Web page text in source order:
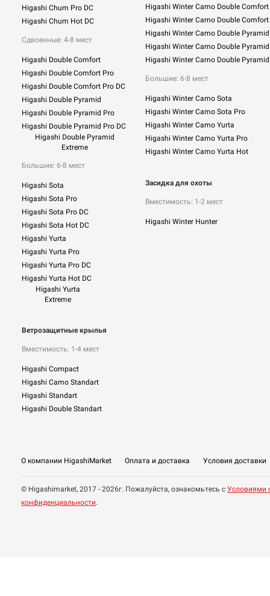
Higashi Chum Pro DC
Higashi Chum Hot DC
Сдвоенные: 4-8 мест
Higashi Double Comfort
Higashi Double Comfort Pro
Higashi Double Comfort Pro DC
Higashi Double Pyramid
Higashi Double Pyramid Pro
Higashi Double Pyramid Pro DC
Higashi Double Pyramid
Extreme
Большие: 6-8 мест
Higashi Sota
Higashi Sota Pro
Higashi Sota Pro DC
Higashi Sota Hot DC
Higashi Yurta
Higashi Yurta Pro
Higashi Yurta Pro DC
Higashi Yurta Hot DC
Higashi Yurta
Extreme
Ветрозащитные крылья
Вместимость: 1-4 мест
Higashi Compact
Higashi Camo Standart
Higashi Standart
Higashi Double Standart
Higashi Winter Camo Double Comfort
Higashi Winter Camo Double
Higashi Winter Camo Double Pyramid
Higashi Winter Camo Double
Higashi Winter Camo Double
Большие: 6-8 мест
Higashi Winter Camo Sota
Higashi Winter Camo Sota Pro
Higashi Winter Camo Yurta
Higashi Winter Camo Yurta Pro
Higashi Winter Camo Yurta Hot
Засидка для охоты
Вместимость: 1-2 мест
Higashi Winter Hunter
О компании HigashiMarket Оплата и доставка Условия доставки
© Higashimarket, 2017 - 2026г. Пожалуйста, ознакомьтесь с Условиями
конфиденциальности.